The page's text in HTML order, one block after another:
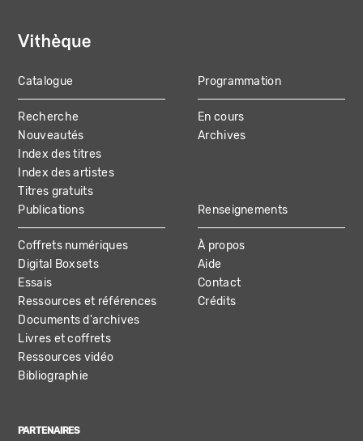
MAIN
NAVIGATION
Catalogue
Recherche
Nouveautés
Index des titres
Index des artistes
Titres gratuits
Programmation
En cours
Archives
Publications
Coffrets numériques
Digital Boxsets
Essais
Ressources et références
Documents d'archives
Livres et coffrets
Ressources vidéo
Bibliographie
Renseignements
À propos
Aide
Contact
Crédits
PARTENAIRES